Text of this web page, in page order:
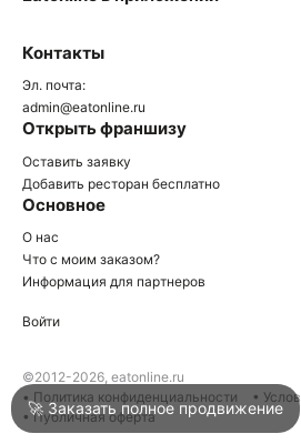
Войти
Написать в техподдержку
Контакты
Эл. почта:
admin@eatonline.ru
Открыть франшизу
Оставить заявку
Добавить ресторан бесплатно
Основное
О нас
Что с моим заказом?
Информация для партнеров
Войти
©2012-2026, eatonline.ru
• Политика конфиденциальности
•
• Публичная оферта
🚀 Заказать полное продвижение